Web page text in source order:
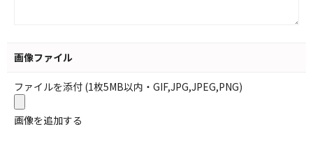
画像ファイル
ファイルを添付 (1枚5MB以内・GIF,JPG,JPEG,PNG)
画像を追加する